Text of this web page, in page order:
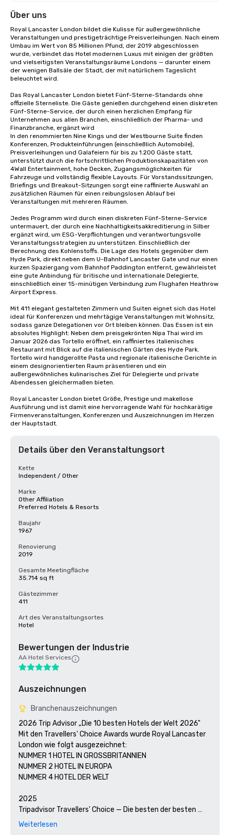
Über uns
Royal Lancaster London bildet die Kulisse für außergewöhnliche
Veranstaltungen und prestigeträchtige Preisverleihungen. Nach einem
Umbau im Wert von 85 Millionen Pfund, der 2019 abgeschlossen
wurde, verbindet das Hotel modernen Luxus mit einigen der größten
und vielseitigsten Veranstaltungsräume Londons — darunter einem
der wenigen Ballsäle der Stadt, der mit natürlichem Tageslicht
beleuchtet wird.
Das Royal Lancaster London bietet Fünf-Sterne-Standards ohne
offizielle Sterneliste. Die Gäste genießen durchgehend einen diskreten
Fünf-Sterne-Service, der durch einen herzlichen Empfang für
Unternehmen aus allen Branchen, einschließlich der Pharma- und
Finanzbranche, ergänzt wird
In den renommierten Nine Kings und der Westbourne Suite finden
Konferenzen, Produkteinführungen (einschließlich Automobile),
Preisverleihungen und Galafeiern für bis zu 1.200 Gäste statt,
unterstützt durch die fortschrittlichen Produktionskapazitäten von
4Wall Entertainment, hohe Decken, Zugangsmöglichkeiten für
Fahrzeuge und vollständig flexible Layouts. Für Vorstandssitzungen,
Briefings und Breakout-Sitzungen sorgt eine raffinierte Auswahl an
zusätzlichen Räumen für einen reibungslosen Ablauf bei
Veranstaltungen mit mehreren Räumen.
Jedes Programm wird durch einen diskreten Fünf-Sterne-Service
untermauert, der durch eine Nachhaltigkeitsakkreditierung in Silber
ergänzt wird, um ESG-Verpflichtungen und verantwortungsvolle
Veranstaltungsstrategien zu unterstützen. Einschließlich der
Berechnung des Kohlenstoffs. Die Lage des Hotels gegenüber dem
Hyde Park, direkt neben dem U-Bahnhof Lancaster Gate und nur einen
kurzen Spaziergang vom Bahnhof Paddington entfernt, gewährleistet
eine gute Anbindung für britische und internationale Delegierte,
einschließlich einer 15-minütigen Verbindung zum Flughafen Heathrow
Airport Express.
Mit 411 elegant gestalteten Zimmern und Suiten eignet sich das Hotel
ideal für Konferenzen und mehrtägige Veranstaltungen mit Wohnsitz,
sodass ganze Delegationen vor Ort bleiben können. Das Essen ist ein
absolutes Highlight: Neben dem preisgekrönten Nipa Thai wird im
Januar 2026 das Tortello eröffnet, ein raffiniertes italienisches
Restaurant mit Blick auf die italienischen Gärten des Hyde Park.
Tortello wird handgerollte Pasta und regionale italienische Gerichte in
einem designorientierten Raum präsentieren und ein
außergewöhnliches kulinarisches Ziel für Delegierte und private
Abendessen gleichermaßen bieten.
Royal Lancaster London bietet Größe, Prestige und makellose
Ausführung und ist damit eine hervorragende Wahl für hochkarätige
Firmenveranstaltungen, Konferenzen und Auszeichnungen im Herzen
der Hauptstadt.
Details über den Veranstaltungsort
Kette
Independent / Other
Marke
Other Affiliation
Preferred Hotels & Resorts
Baujahr
1967
Renovierung
2019
Gesamte Meetingfläche
35.714 sq ft
Gästezimmer
411
Art des Veranstaltungsortes
Hotel
Bewertungen der Industrie
AA Hotel Services
Auszeichnungen
Branchenauszeichnungen
2026 Trip Advisor „Die 10 besten Hotels der Welt 2026"
Mit den Travellers' Choice Awards wurde Royal Lancaster
London wie folgt ausgezeichnet:
NUMMER 1 HOTEL IN GROSSBRITANNIEN
NUMMER 2 HOTEL IN EUROPA
NUMMER 4 HOTEL DER WELT
2025
Tripadvisor Travellers' Choice — Die besten der besten
Hotels (einschließlich Großbritannien)
Weiterlesen